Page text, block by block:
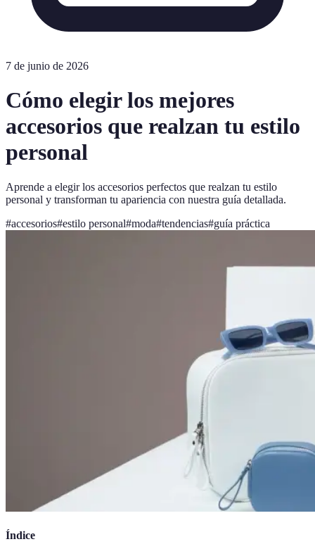
7 de junio de 2026
Cómo elegir los mejores
accesorios que realzan tu estilo
personal
Aprende a elegir los accesorios perfectos que realzan tu estilo
personal y transforman tu apariencia con nuestra guía detallada.
#accesorios#estilo personal#moda#tendencias#guía práctica
Índice